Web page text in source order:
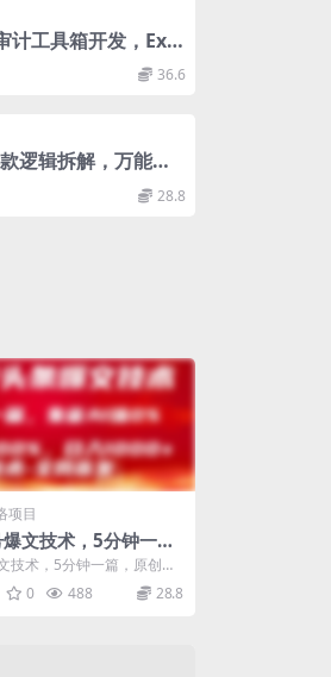
工具箱开发，Exc
36.6
逻辑拆解，万能提
28.8
项目
文技术，5分钟一
，复制粘贴，日入
【揭秘】
技术，5分钟一篇，原创度
日入1k+，最新技术...
0 488 28.8